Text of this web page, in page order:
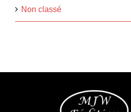
Non classé